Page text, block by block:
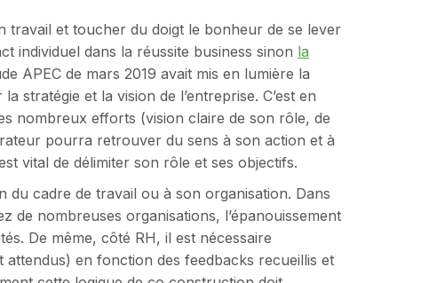
travail et toucher du doigt le bonheur de se lever
individuel dans la réussite business sinon la
APEC de mars 2019 avait mis en lumière la
stratégie et la vision de l’entreprise. C’est en
nombreux efforts (vision claire de son rôle, de
pourra retrouver du sens à son action et à
vital de délimiter son rôle et ses objectifs.
du cadre de travail ou à son organisation. Dans
de nombreuses organisations, l’épanouissement
De même, côté RH, il est nécessaire
attendus) en fonction des feedbacks recueillis et